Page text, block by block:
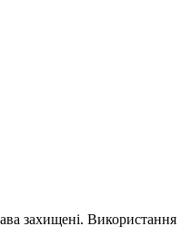
захищені. Використання